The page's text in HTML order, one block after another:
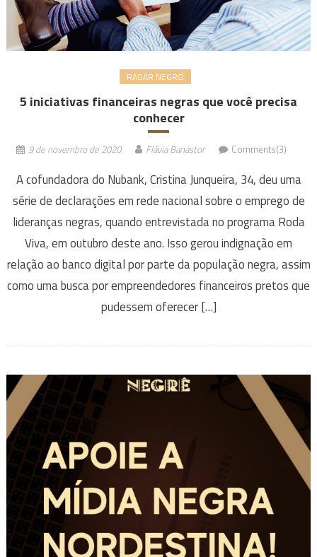
RADAR NEGRO
5 iniciativas financeiras negras que você precisa
conhecer
9 de novembro de 2020 Flávia Banastor Comments(3)
A cofundadora do Nubank, Cristina Junqueira, 34, deu uma
série de declarações em rede nacional sobre o emprego de
lideranças negras, quando entrevistada no programa Roda
Viva, em outubro deste ano. Isso gerou indignação em
relação ao banco digital por parte da população negra, assim
como uma busca por empreendedores financeiros pretos que
pudessem oferecer […]